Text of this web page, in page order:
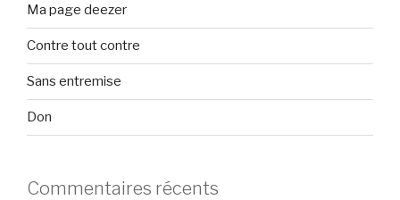
Ma page deezer
Contre tout contre
Sans entremise
Don
Commentaires récents